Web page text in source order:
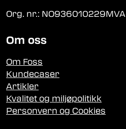
Org. nr.: NO936010229MVA
Om oss
Om Foss
Kundecaser
Artikler
Kvalitet og miljøpolitikk
Personvern og Cookies